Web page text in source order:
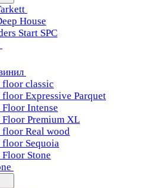
House
Start SPC
classic
Expressive Parquet
Intense
Premium XL
Real wood
Sequoia
Stone